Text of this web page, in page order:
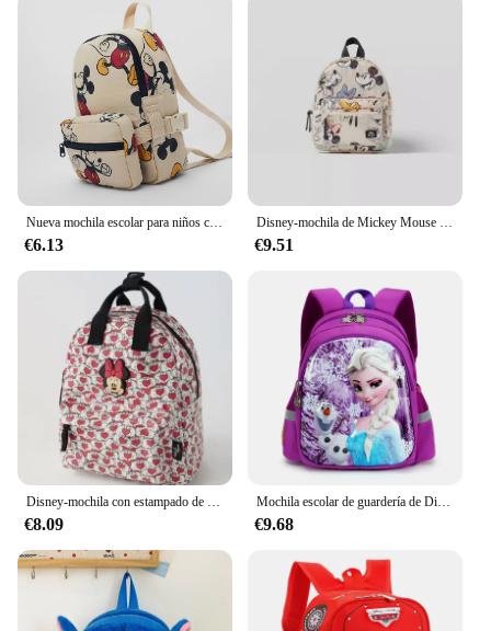
€6.13 €9.51
€8.09
Mochila escolar de guardería de Disney, bolso de hombro de Elsa de dibujos animados, bolso para niña y niño, mochila para bebé, mochila escolar de Frozen para chico
€9.68